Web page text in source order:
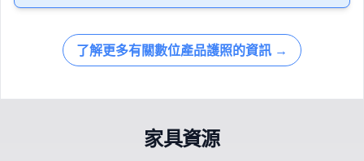
了解更多有關數位產品護照的資訊 →
家具資源